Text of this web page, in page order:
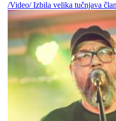
/Video/ Izbila velika tučnjava